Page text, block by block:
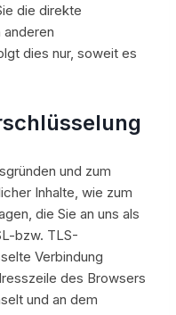
die direkte
anderen
dies nur, soweit es
und zum
Inhalte, wie zum
die Sie an uns als
bzw. TLS-
Verbindung
des Browsers
und an dem